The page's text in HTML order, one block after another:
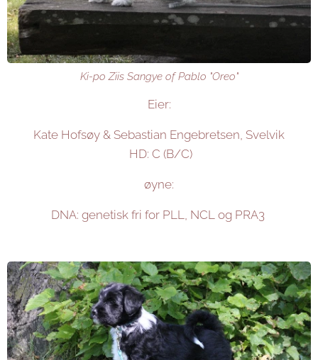
Ki-po Ziis Sangye of Pablo "Oreo"
Eier:
Kate Hofsøy & Sebastian Engebretsen, Svelvik
HD: C (B/C)
øyne:
DNA: genetisk fri for PLL, NCL og PRA3